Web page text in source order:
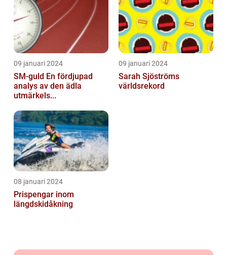
09 januari 2024
SM-guld En fördjupad
analys av den ädla
utmärkels...
09 januari 2024
Sarah Sjöströms
världsrekord
08 januari 2024
Prispengar inom
längdskidåkning